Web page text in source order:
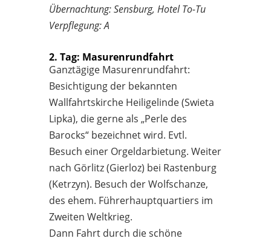
Übernachtung: Sensburg, Hotel To-Tu
Verpflegung: A
2. Tag: Masurenrundfahrt
Ganztägige Masurenrundfahrt:
Besichtigung der bekannten
Wallfahrtskirche Heiligelinde (Swieta
Lipka), die gerne als „Perle des
Barocks“ bezeichnet wird. Evtl.
Besuch einer Orgeldarbietung. Weiter
nach Görlitz (Gierloz) bei Rastenburg
(Ketrzyn). Besuch der Wolfschanze,
des ehem. Führerhauptquartiers im
Zweiten Weltkrieg.
Dann Fahrt durch die schöne